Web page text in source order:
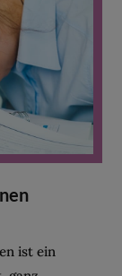
ist ein